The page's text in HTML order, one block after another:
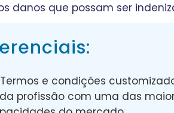
danos que possam ser
Termos e condições
profissão com uma das